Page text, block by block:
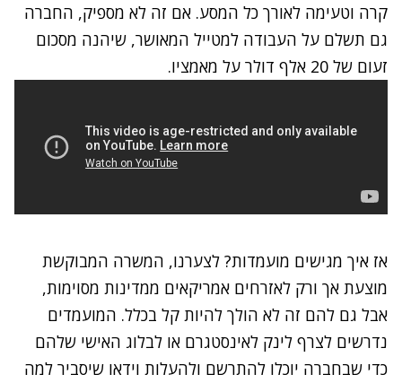
קרה וטעימה לאורך כל המסע. אם זה לא מספיק, החברה
גם תשלם על העבודה למטייל המאושר, שיהנה מסכום
זעום של 20 אלף דולר על מאמציו.
אז איך מגישים מועמדות? לצערנו, המשרה המבוקשת
מוצעת אך ורק לאזרחים אמריקאים ממדינות מסוימות,
אבל גם להם זה לא הולך להיות קל בכלל. המועמדים
נדרשים לצרף לינק לאינסטגרם או לבלוג האישי שלהם
כדי שבחברה יוכלו להתרשם ולהעלות וידאו שיסביר למה